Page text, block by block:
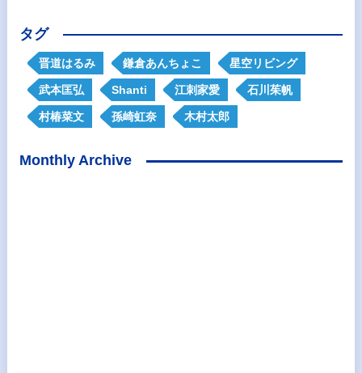
タグ
晋道はるみ 鎌倉あんちょこ 星空リビング
武本匡弘 Shanti 江刺家愛 石川茱帆
村椿菜文 孫崎虹奈 木村太郎
Monthly Archive